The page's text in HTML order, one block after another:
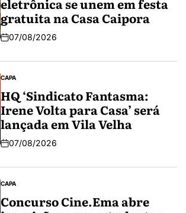
eletrônica se unem em festa
gratuita na Casa Caipora
07/08/2026
CAPA
HQ ‘Sindicato Fantasma:
Irene Volta para Casa’ será
lançada em Vila Velha
07/08/2026
CAPA
Concurso Cine.Ema abre